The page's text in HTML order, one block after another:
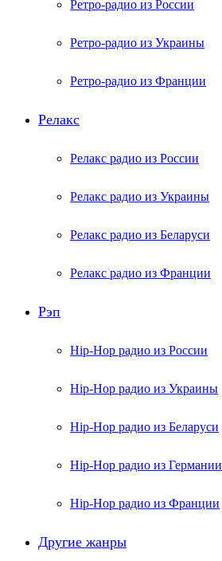
Ретро-радио из России
Ретро-радио из Украины
Ретро-радио из Франции
Релакс
Релакс радио из России
Релакс радио из Украины
Релакс радио из Беларуси
Релакс радио из Франции
Рэп
Hip-Hop радио из России
Hip-Hop радио из Украины
Hip-Hop радио из Беларуси
Hip-Hop радио из Германии
Hip-Hop радио из Франции
Другие жанры